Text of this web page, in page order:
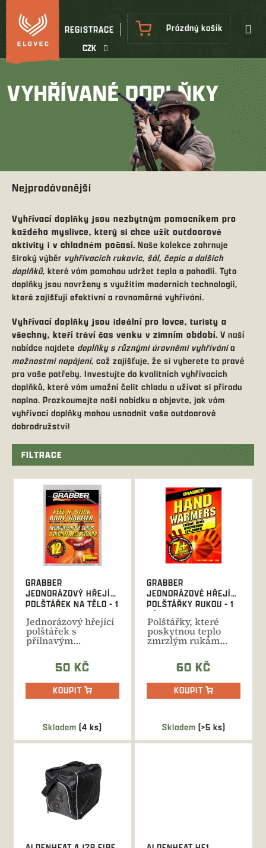
Přejít
na
obsah
CZK
REGISTRACE
NÁKUPNÍ
KOŠÍK
Prázdný košík
VYHŘÍVANÉ DOPLŇKY
Nejprodávanější
Vyhřívací doplňky jsou nezbytným pomocníkem pro
každého myslivce, který si chce užít outdoorové
aktivity i v chladném počasí. Naše kolekce zahrnuje
široký výběr vyhřívacích rukavic, šál, čepic a dalších
doplňků, které vám pomohou udržet teplo a pohodlí. Tyto
doplňky jsou navrženy s využitím moderních technologií,
které zajišťují efektivní a rovnoměrné vyhřívání.
Vyhřívací doplňky jsou ideální pro lovce, turisty a
všechny, kteří tráví čas venku v zimním období. V naší
nabídce najdete doplňky s různými úrovněmi vyhřívánía
možnostmi napájení, což zajišťuje, že si vyberete to pravé
pro vaše potřeby. Investujte do kvalitních vyhřívacích
doplňků, které vám umožní čelit chladu a užívat si přírodu
naplno. Prozkoumejte naši nabídku a objevte, jak vám
vyhřívací doplňky mohou usnadnit vaše outdoorové
dobrodružství!
FILTRACE
Skladem (4 ks)
GRABBER
JEDNORÁZOVÝ HŘEJÍCÍ
POLŠTÁŘEK NA TĚLO - 1
Jednorázový hřející
polštářek s
přilnavým
povrchem. Doba
výhřevu až 12
hodin....50 KČ
KOUPIT
Skladem (>5 ks)
GRABBER
JEDNORÁZOVÉ HŘEJÍCÍ
POLŠTÁŘKY RUKOU - 1
PÁR
Polštářky, které
poskytnou teplo
zmrzlým rukám
nebo jiné části gěla
60 KČ
KOUPIT